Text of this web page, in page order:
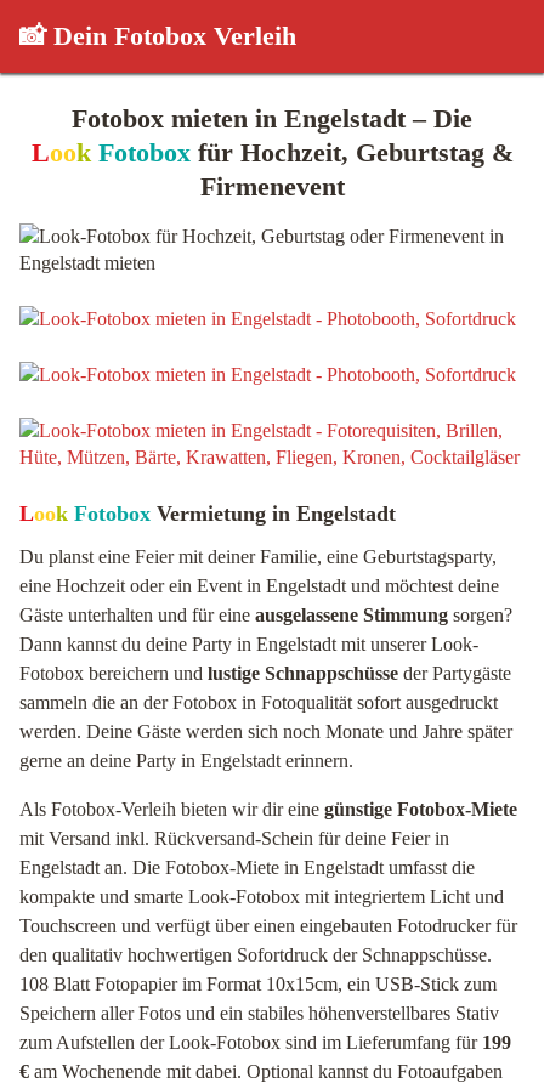
📸 Dein Fotobox Verleih
Fotobox mieten in Engelstadt – Die
Look Fotoboxfür Hochzeit, Geburtstag &
Firmenevent
Look Fotobox Vermietung in Engelstadt
Du planst eine Feier mit deiner Familie, eine Geburtstagsparty,
eine Hochzeit oder ein Event in Engelstadt und möchtest deine
Gäste unterhalten und für eine ausgelassene Stimmung sorgen?
Dann kannst du deine Party in Engelstadt mit unserer Look-
Fotobox bereichern und lustige Schnappschüsse der Partygäste
sammeln die an der Fotobox in Fotoqualität sofort ausgedruckt
werden. Deine Gäste werden sich noch Monate und Jahre später
gerne an deine Party in Engelstadt erinnern.
Als Fotobox-Verleih bieten wir dir eine günstige Fotobox-Miete
mit Versand inkl. Rückversand-Schein für deine Feier in
Engelstadt an. Die Fotobox-Miete in Engelstadt umfasst die
kompakte und smarte Look-Fotobox mit integriertem Licht und
Touchscreen und verfügt über einen eingebauten Fotodrucker für
den qualitativ hochwertigen Sofortdruck der Schnappschüsse.
108 Blatt Fotopapier im Format 10x15cm, ein USB-Stick zum
Speichern aller Fotos und ein stabiles höhenverstellbares Stativ
zum Aufstellen der Look-Fotobox sind im Lieferumfang für 199
€ am Wochenende mit dabei. Optional kannst du Fotoaufgaben